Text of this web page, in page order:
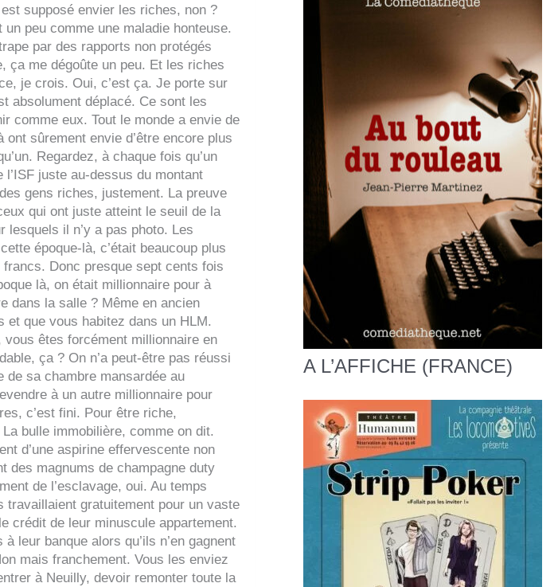
supposé envier les riches, non ?
peu comme une maladie honteuse.
par des rapports non protégés
ça me dégoûte un peu. Et les riches
je crois. Oui, c’est ça. Je porte sur
absolument déplacé. Ce sont les
comme eux. Tout le monde a envie de
sûrement envie d’être encore plus
Regardez, à chaque fois qu’un
juste au-dessus du montant
gens riches, justement. La preuve
qui ont juste atteint le seuil de la
lesquels il n’y a pas photo. Les
époque-là, c’était beaucoup plus
Donc presque sept cents fois
là, on était millionnaire pour à
dans la salle ? Même en ancien
et que vous habitez dans un HLM.
vous êtes forcément millionnaire en
ça ? On n’a peut-être pas réussi
de sa chambre mansardée au
à un autre millionnaire pour
c’est fini. Pour être riche,
bulle immobilière, comme on dit.
d’une aspirine effervescente non
des magnums de champagne duty
de l’esclavage, oui. Au temps
travaillaient gratuitement pour un vaste
crédit de leur minuscule appartement.
leur banque alors qu’ils n’en gagnent
mais franchement. Vous les enviez
à Neuilly, devoir remonter toute la
A L’AFFICHE (FRANCE)